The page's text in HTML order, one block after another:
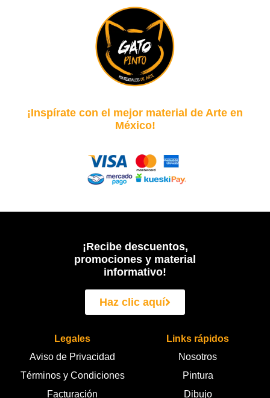
¡Inspírate con el mejor material de Arte en
México!
¡Recibe descuentos,
promociones y material
informativo!
Haz clic aquí
Legales
Aviso de Privacidad
Términos y Condiciones
Facturación
Links rápidos
Nosotros
Pintura
Dibujo